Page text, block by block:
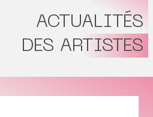
ACTUALITÉS
DES ARTISTES